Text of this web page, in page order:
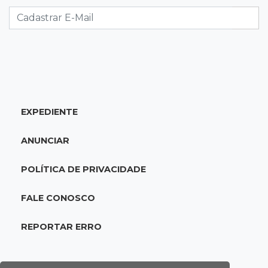
confronto com policiais militares
20:06Balcão de empregos
abertas em 114 funções
19:47Festival do Sobá
Em visita à Feira Central, Riedel volta a
EXPEDIENTE
ANUNCIAR
POLÍTICA DE PRIVACIDADE
FALE CONOSCO
REPORTAR ERRO